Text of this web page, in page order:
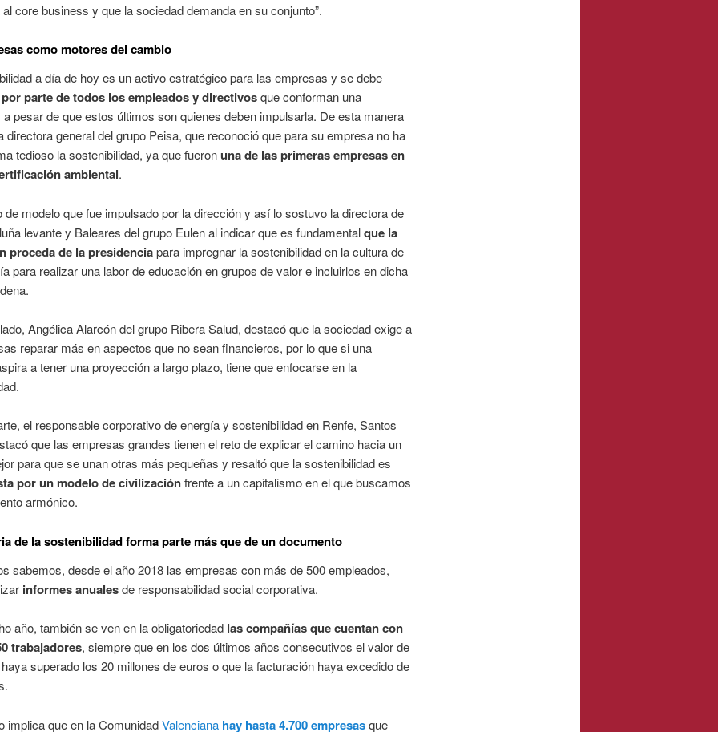
core business y que la sociedad demanda en su conjunto”.
como motores del cambio
a día de hoy es un activo estratégico para las empresas y se debe
por parte de todos los empleados y directivosque conforman una
pesar de que estos últimos son quienes deben impulsarla. De esta manera
directora general del grupo Peisa, que reconoció que para su empresa no ha
tedioso la sostenibilidad, ya que fueronuna de las primeras empresas en
n ambiental.
de modelo que fue impulsado por la dirección y así lo sostuvo la directora de
levante y Baleares del grupo Eulen al indicar que es fundamentalque la
proceda de la presidenciapara impregnar la sostenibilidad en la cultura de
para realizar una labor de educación en grupos de valor e incluirlos en dicha
Angélica Alarcón del grupo Ribera Salud, destacó que la sociedad exige a
reparar más en aspectos que no sean financieros, por lo que si una
a tener una proyección a largo plazo, tiene que enfocarse en la
el responsable corporativo de energía y sostenibilidad en Renfe, Santos
que las empresas grandes tienen el reto de explicar el camino hacia un
para que se unan otras más pequeñas y resaltó que la sostenibilidad es
por un modelo de civilizaciónfrente a un capitalismo en el que buscamos
armónico.
de la sostenibilidad forma parte más que de un documento
sabemos, desde el año 2018 las empresas con más de 500 empleados,
informes anualesde responsabilidad social corporativa.
año, también se ven en la obligatoriedad las compañías que cuentan con
trabajadores, siempre que en los dos últimos años consecutivos el valor de
superado los 20 millones de euros o que la facturación haya excedido de
implica que en la ComunidadValenciana hay hasta 4.700 empresasque